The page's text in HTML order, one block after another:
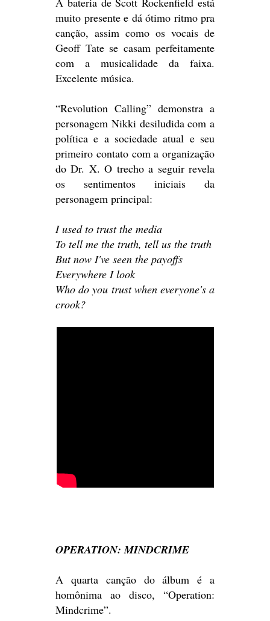
muito presente e dá ótimo ritmo pra
canção, assim como os vocais de
Geoff Tate se casam perfeitamente
com a musicalidade da faixa.
Excelente música.
“Revolution Calling” demonstra a
personagem Nikki desiludida com a
política e a sociedade atual e seu
primeiro contato com a organização
do Dr. X. O trecho a seguir revela
os sentimentos iniciais da
personagem principal:
I used to trust the media
To tell me the truth, tell us the truth
But now I've seen the payoffs
Everywhere I look
Who do you trust when everyone's a
crook?
OPERATION: MINDCRIME
A quarta canção do álbum é a
homônima ao disco, “Operation:
Mindcrime”.